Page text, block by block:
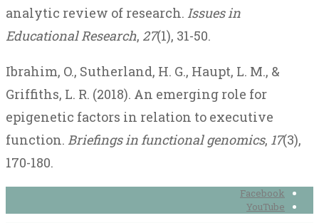
analytic review of research. Issues in
Educational Research, 27(1), 31-50.
Ibrahim, O., Sutherland, H. G., Haupt, L. M., &
Griffiths, L. R. (2018). An emerging role for
epigenetic factors in relation to executive
function. Briefings in functional genomics, 17(3),
170-180.
Facebook
YouTube